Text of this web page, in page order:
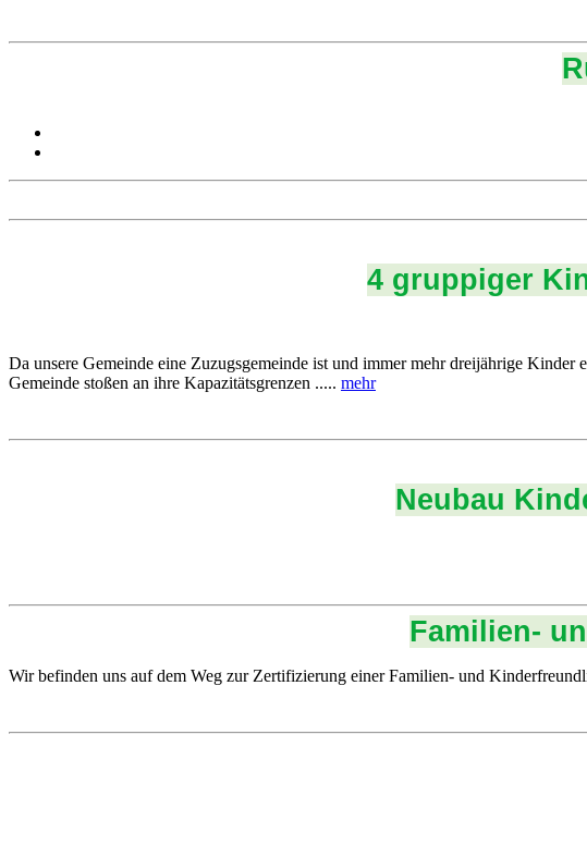
4 gruppiger
Da unsere Gemeinde eine Zuzugsgemeinde ist und immer mehr dreijährige
Gemeinde stoßen an ihre Kapazitätsgrenzen ..... mehr
Neubau
Familien-
Wir befinden uns auf dem Weg zur Zertifizierung einer Familien- und